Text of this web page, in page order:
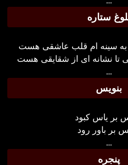
ستاره
به سینه ام قلب عاشقی هست
نشانه ای از شقایقی هست
بنویس
بر یاس کبود
بر باور رود
پنجره